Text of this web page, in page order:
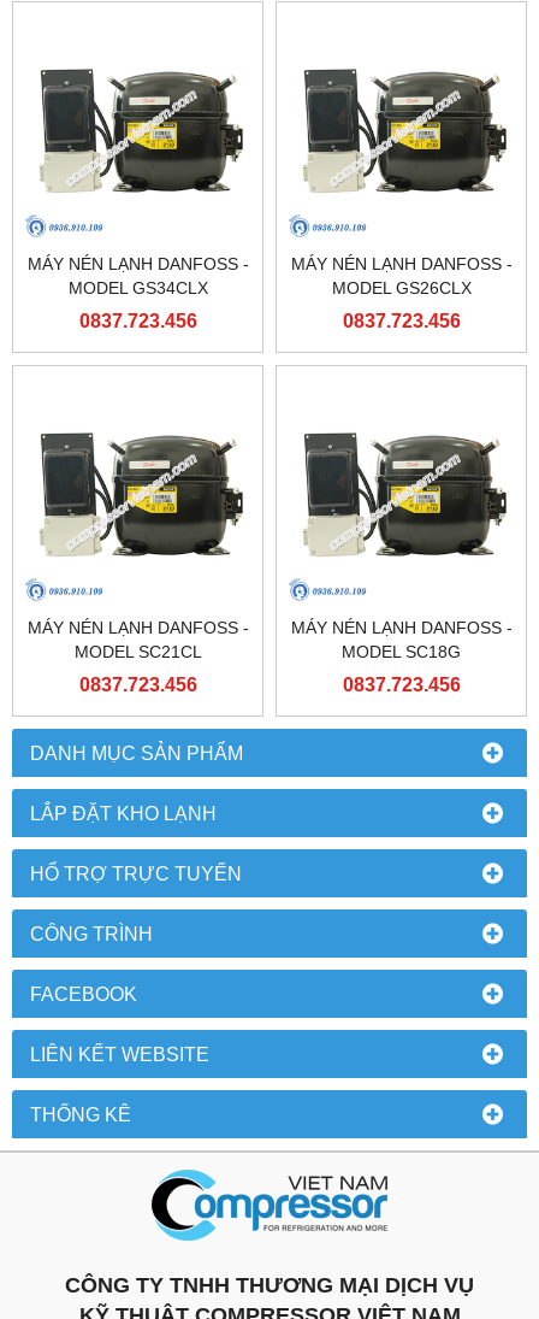
DANH MỤC SẢN PHẨM
LẮP ĐẶT KHO LẠNH
HỔ TRỢ TRỰC TUYẾN
CÔNG TRÌNH
FACEBOOK
LIÊN KẾT WEBSITE
THỐNG KÊ
MÁY NÉN LẠNH DANFOSS -
MODEL GS34CLX
0837.723.456
MÁY NÉN LẠNH DANFOSS -
MODEL GS26CLX
0837.723.456
MÁY NÉN LẠNH DANFOSS -
MODEL SC21CL
0837.723.456
MÁY NÉN LẠNH DANFOSS -
MODEL SC18G
0837.723.456
CÔNG TY TNHH THƯƠNG MẠI DỊCH VỤ